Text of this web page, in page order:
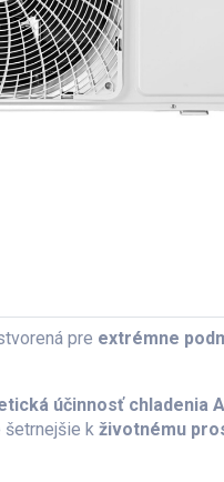
pre extrémne
účinnosť chladenia
k životnému